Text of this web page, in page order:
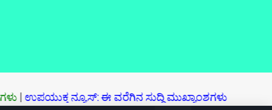
ನ್ಯೂಸ್‌: ಈ ವರೆಗಿನ ಸುದ್ದಿ ಮುಖ್ಯಾಂಶಗಳು